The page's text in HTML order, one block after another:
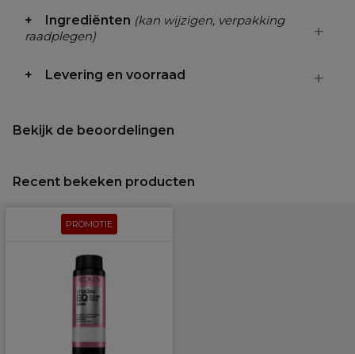
Ingrediënten (kan wijzigen, verpakking
raadplegen)
Levering en voorraad
Bekijk de beoordelingen
Recent bekeken producten
PROMOTIE